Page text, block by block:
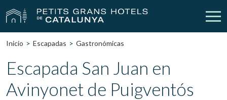
Nuestros Hoteles
Bodas Empresas
Inicio Escapadas Gastronómicas
Escapada San Juan en
Avinyonet de Puigventós